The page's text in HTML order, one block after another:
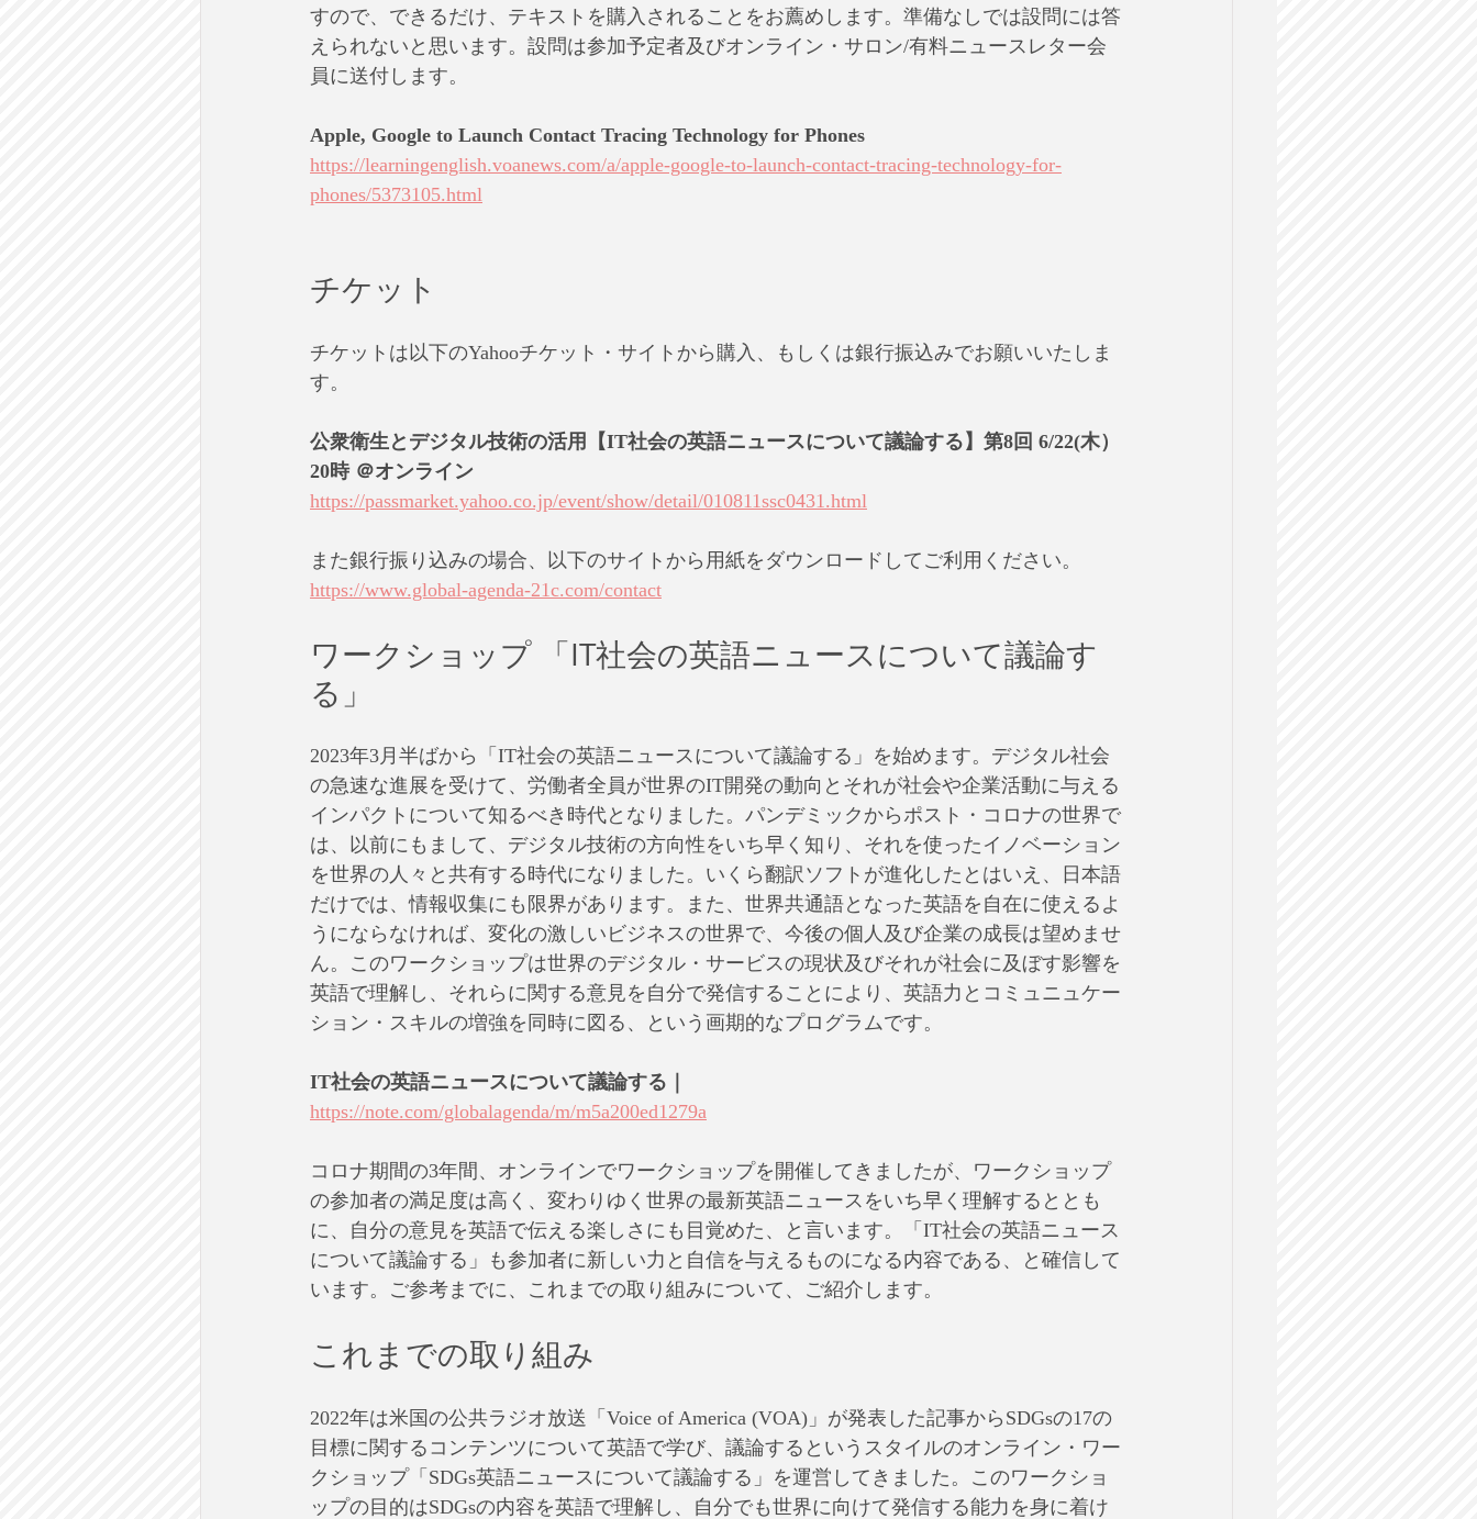
すので、できるだけ、テキストを購入されることをお薦めします。準備なしでは設問には答
えられないと思います。設問は参加予定者及びオンライン・サロン/有料ニュースレター会
員に送付します。
Apple, Google to Launch Contact Tracing Technology for Phones
https://learningenglish.voanews.com/a/apple-google-to-launch-contact-tracing-technology-for-
phones/5373105.html
チケット
チケットは以下のYahooチケット・サイトから購入、もしくは銀行振込みでお願いいたしま
す。
公衆衛生とデジタル技術の活用【IT社会の英語ニュースについて議論する】第8回 6/22(木）
20時 ＠オンライン
https://passmarket.yahoo.co.jp/event/show/detail/010811ssc0431.html
また銀行振り込みの場合、以下のサイトから用紙をダウンロードしてご利用ください。
https://www.global-agenda-21c.com/contact
ワークショップ 「IT社会の英語ニュースについて議論す
る」
2023年3月半ばから「IT社会の英語ニュースについて議論する」を始めます。デジタル社会
の急速な進展を受けて、労働者全員が世界のIT開発の動向とそれが社会や企業活動に与える
インパクトについて知るべき時代となりました。パンデミックからポスト・コロナの世界で
は、以前にもまして、デジタル技術の方向性をいち早く知り、それを使ったイノベーション
を世界の人々と共有する時代になりました。いくら翻訳ソフトが進化したとはいえ、日本語
だけでは、情報収集にも限界があります。また、世界共通語となった英語を自在に使えるよ
うにならなければ、変化の激しいビジネスの世界で、今後の個人及び企業の成長は望めませ
ん。このワークショップは世界のデジタル・サービスの現状及びそれが社会に及ぼす影響を
英語で理解し、それらに関する意見を自分で発信することにより、英語力とコミュニュケー
ション・スキルの増強を同時に図る、という画期的なプログラムです。
IT社会の英語ニュースについて議論する｜
https://note.com/globalagenda/m/m5a200ed1279a
コロナ期間の3年間、オンラインでワークショップを開催してきましたが、ワークショップ
の参加者の満足度は高く、変わりゆく世界の最新英語ニュースをいち早く理解するととも
に、自分の意見を英語で伝える楽しさにも目覚めた、と言います。「IT社会の英語ニュース
について議論する」も参加者に新しい力と自信を与えるものになる内容である、と確信して
います。ご参考までに、これまでの取り組みについて、ご紹介します。
これまでの取り組み
2022年は米国の公共ラジオ放送「Voice of America (VOA)」が発表した記事からSDGsの17の
目標に関するコンテンツについて英語で学び、議論するというスタイルのオンライン・ワー
クショップ「SDGs英語ニュースについて議論する」を運営してきました。このワークショ
ップの目的はSDGsの内容を英語で理解し、自分でも世界に向けて発信する能力を身に着け